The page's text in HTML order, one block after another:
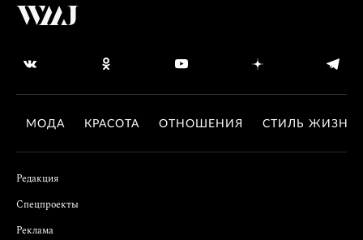
МОДА КРАСОТА ОТНОШЕНИЯ СТИЛЬ ЖИЗНИ
Редакция
Спецпроекты
Реклама